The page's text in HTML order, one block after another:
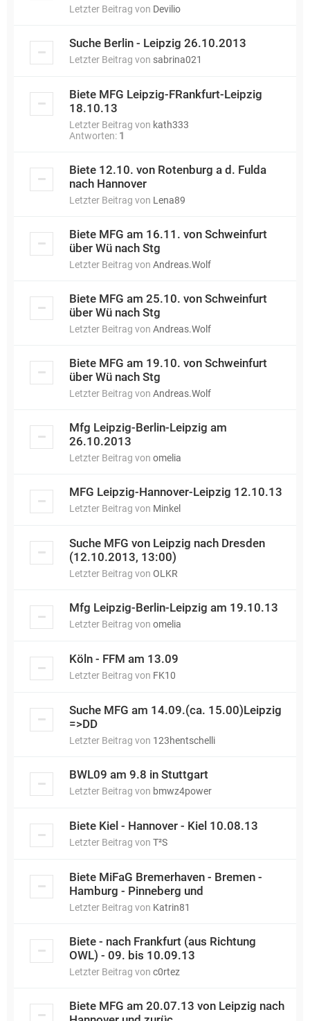
Letzter Beitrag von Devilio
Suche Berlin - Leipzig 26.10.2013
Letzter Beitrag von sabrina021
Biete MFG Leipzig-FRankfurt-Leipzig
18.10.13
Letzter Beitrag von kath333
Antworten: 1
Biete 12.10. von Rotenburg a d. Fulda
nach Hannover
Letzter Beitrag von Lena89
Biete MFG am 16.11. von Schweinfurt
über Wü nach Stg
Letzter Beitrag von Andreas.Wolf
Biete MFG am 25.10. von Schweinfurt
über Wü nach Stg
Letzter Beitrag von Andreas.Wolf
Biete MFG am 19.10. von Schweinfurt
über Wü nach Stg
Letzter Beitrag von Andreas.Wolf
Mfg Leipzig-Berlin-Leipzig am
26.10.2013
Letzter Beitrag von omelia
MFG Leipzig-Hannover-Leipzig 12.10.13
Letzter Beitrag von Minkel
Suche MFG von Leipzig nach Dresden
(12.10.2013, 13:00)
Letzter Beitrag von OLKR
Mfg Leipzig-Berlin-Leipzig am 19.10.13
Letzter Beitrag von omelia
Köln - FFM am 13.09
Letzter Beitrag von FK10
Suche MFG am 14.09.(ca. 15.00)Leipzig
=>DD
Letzter Beitrag von 123hentschelli
BWL09 am 9.8 in Stuttgart
Letzter Beitrag von bmwz4power
Biete Kiel - Hannover - Kiel 10.08.13
Letzter Beitrag von T²S
Biete MiFaG Bremerhaven - Bremen -
Hamburg - Pinneberg und
Letzter Beitrag von Katrin81
Biete - nach Frankfurt (aus Richtung
OWL) - 09. bis 10.09.13
Letzter Beitrag von c0rtez
Biete MFG am 20.07.13 von Leipzig nach